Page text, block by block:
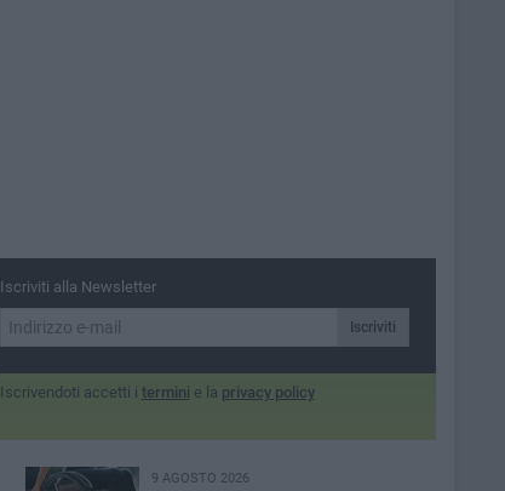
Iscriviti alla Newsletter
Iscriviti
Iscrivendoti accetti i termini e la privacy policy
9 AGOSTO 2026